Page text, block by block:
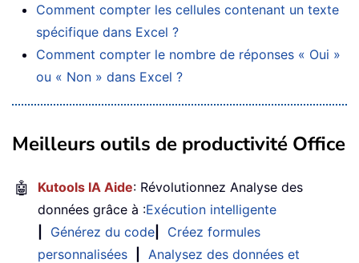
Comment compter les cellules contenant un texte
spécifique dans Excel ?
Comment compter le nombre de réponses « Oui »
ou « Non » dans Excel ?
Meilleurs outils de productivité Office
🤖 Kutools IA Aide: Révolutionnez Analyse des
données grâce à :Exécution intelligente
Générez du code
Créez formules
personnalisées
Analysez des données et